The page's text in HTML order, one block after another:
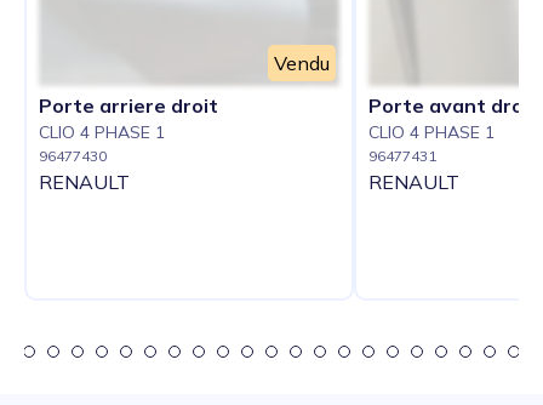
Vendu
Porte arriere droit
CLIO 4 PHASE 1
96477430
RENAULT
Porte avant droit
CLIO 4 PHASE 1
96477431
RENAULT